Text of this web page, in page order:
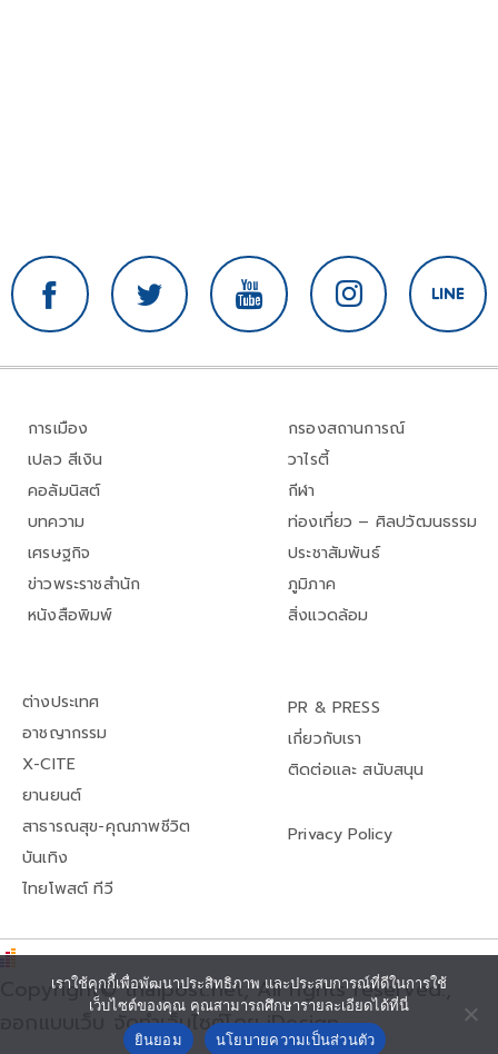
การเมือง
เปลว สีเงิน
คอลัมนิสต์
บทความ
เศรษฐกิจ
ข่าวพระราชสำนัก
หนังสือพิมพ์
กรองสถานการณ์
วาไรตี้
กีฬา
ท่องเที่ยว – ศิลปวัฒนธรรม
ประชาสัมพันธ์
ภูมิภาค
สิ่งแวดล้อม
ต่างประเทศ
อาชญากรรม
X-CITE
ยานยนต์
สาธารณสุข-คุณภาพชีวิต
บันเทิง
ไทยโพสต์ ทีวี
PR & PRESS
เกี่ยวกับเรา
ติดต่อและ สนับสนุน
Privacy Policy
Copyright© thaipost.net, All rights reserved.,
ออกแบบเว็บ จัดทำเว็บไซต์โดย iDesign
เราใช้คุกกี้เพื่อพัฒนาประสิทธิภาพ และประสบการณ์ที่ดีในการใช้
เว็บไซต์ของคุณ คุณสามารถศึกษารายละเอียดได้ที่นี่
ยินยอม
นโยบายความเป็นส่วนตัว